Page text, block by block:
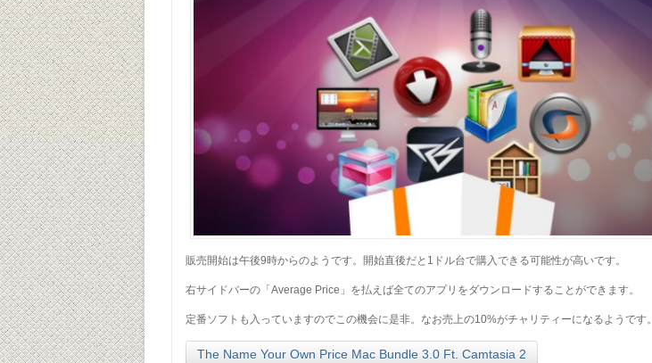
販売開始は午後9時からのようです。開始直後だと1ドル台で購入できる可能性が高いです。
右サイドバーの「Average Price」を払えば全てのアプリをダウンロードすることができます。
定番ソフトも入っていますのでこの機会に是非。なお売上の10%がチャリティーになるようです。
The Name Your Own Price Mac Bundle 3.0 Ft. Camtasia 2